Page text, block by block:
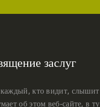
заслуг
кто видит, слышит
об этом веб-сайте, в ту